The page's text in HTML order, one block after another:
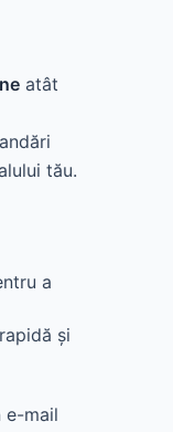
atât
tău.
a
și
e-mail